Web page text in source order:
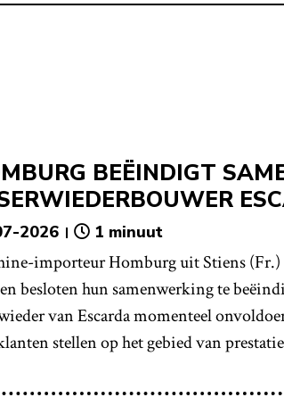
BEËINDIGT
2026 1 minuut
importeur Homburg uit Stiens (Fr.)
besloten hun samenwerking te
van Escarda momenteel
stellen op het gebied van